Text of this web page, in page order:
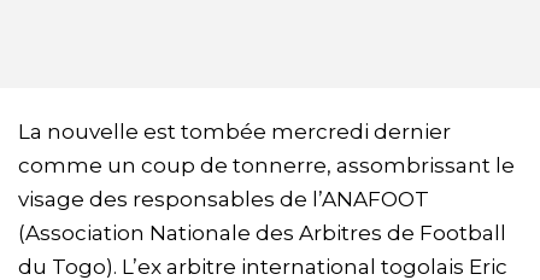
La nouvelle est tombée mercredi dernier
comme un coup de tonnerre, assombrissant le
visage des responsables de l’ANAFOOT
(Association Nationale des Arbitres de Football
du Togo). L’ex arbitre international togolais Eric